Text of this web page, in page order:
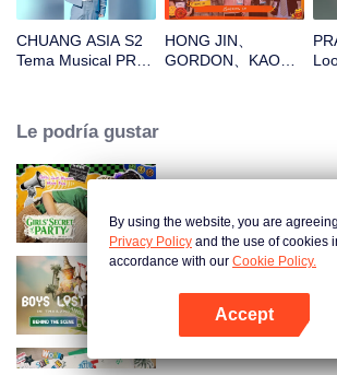
CHUANG ASIA S2
Tema Musical PRAY
HONG JIN、
GORDON、KAO、
suerte!
Le podría gustar
LOVE(X): Girls Secret
Boys Lost in
By using the website, you are
Privacy Policy and the use of cookies
accordance with our Cookie Policy.
Accept